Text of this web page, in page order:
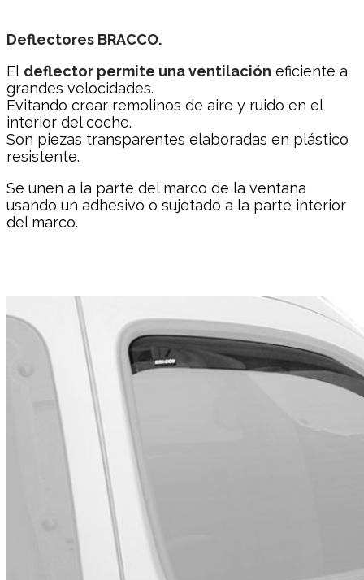
Deflectores BRACCO.
El deflector permite una ventilación eficiente a
grandes velocidades.
Evitando crear remolinos de aire y ruido en el
interior del coche.
Son piezas transparentes elaboradas en plástico
resistente.
Se unen a la parte del marco de la ventana
usando un adhesivo o sujetado a la parte interior
del marco.